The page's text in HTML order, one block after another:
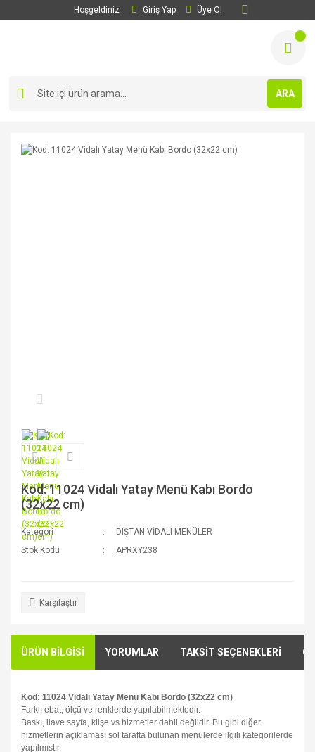
Hoşgeldiniz Giriş Yap Üye Ol
ARA
Kod: 11024 Vidalı Yatay Menü Kabı Bordo
(32x22 cm)
Kategori
DIŞTAN VİDALI MENÜLER
Stok Kodu
APRXY238
Karşılaştır
ÜRÜN BİLGİSİ YORUMLAR TAKSİT SEÇENEKLERİ
Kod: 11024 Vidalı Yatay Menü Kabı Bordo (32x22 cm)
Farklı ebat, ölçü ve renklerde yapılabilmektedir.
Baskı, ilave sayfa, klişe vs hizmetler dahil değildir. Bu gibi diğer
hizmetlerin açıklaması sol tarafta bulunan menülerde ilgili kategorilerde
yapılmıştır.